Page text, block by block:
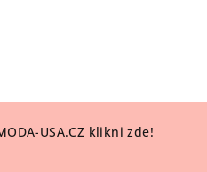
USA.CZ klikni zde!